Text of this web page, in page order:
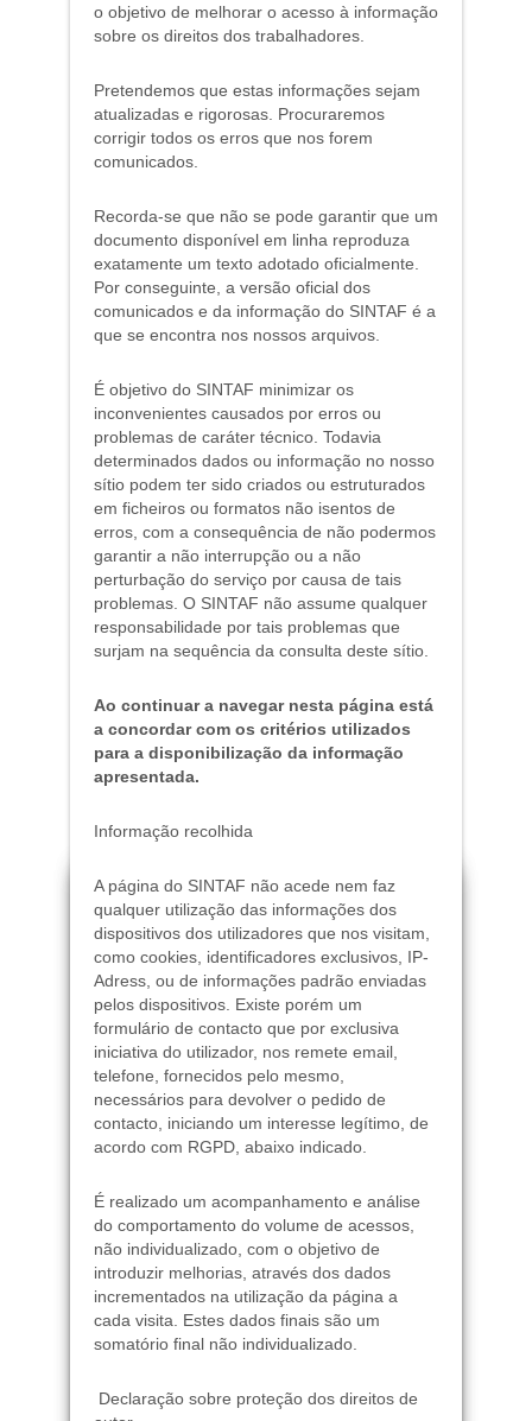
o objetivo de melhorar o acesso à informação
sobre os direitos dos trabalhadores.
Pretendemos que estas informações sejam
atualizadas e rigorosas. Procuraremos
corrigir todos os erros que nos forem
comunicados.
Recorda-se que não se pode garantir que um
documento disponível em linha reproduza
exatamente um texto adotado oficialmente.
Por conseguinte, a versão oficial dos
comunicados e da informação do SINTAF é a
que se encontra nos nossos arquivos.
É objetivo do SINTAF minimizar os
inconvenientes causados por erros ou
problemas de caráter técnico. Todavia
determinados dados ou informação no nosso
sítio podem ter sido criados ou estruturados
em ficheiros ou formatos não isentos de
erros, com a consequência de não podermos
garantir a não interrupção ou a não
perturbação do serviço por causa de tais
problemas. O SINTAF não assume qualquer
responsabilidade por tais problemas que
surjam na sequência da consulta deste sítio.
Ao continuar a navegar nesta página está
a concordar com os critérios utilizados
para a disponibilização da informação
apresentada.
Informação recolhida
A página do SINTAF não acede nem faz
qualquer utilização das informações dos
dispositivos dos utilizadores que nos visitam,
como cookies, identificadores exclusivos, IP-
Adress, ou de informações padrão enviadas
pelos dispositivos. Existe porém um
formulário de contacto que por exclusiva
iniciativa do utilizador, nos remete email,
telefone, fornecidos pelo mesmo,
necessários para devolver o pedido de
contacto, iniciando um interesse legítimo, de
acordo com RGPD, abaixo indicado.
É realizado um acompanhamento e análise
do comportamento do volume de acessos,
não individualizado, com o objetivo de
introduzir melhorias, através dos dados
incrementados na utilização da página a
cada visita. Estes dados finais são um
somatório final não individualizado.
Declaração sobre proteção dos direitos de